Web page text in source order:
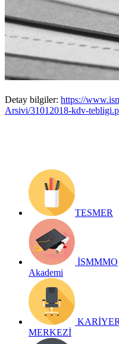
için KDV
Beyannamesi)
Yayın Tarihi: 1 Şubat 2018
Detay bilgiler: https://
Arsivi/31012018-kdv-
TESMER
İSMMMO
Akademi
KARİYER
MERKEZİ